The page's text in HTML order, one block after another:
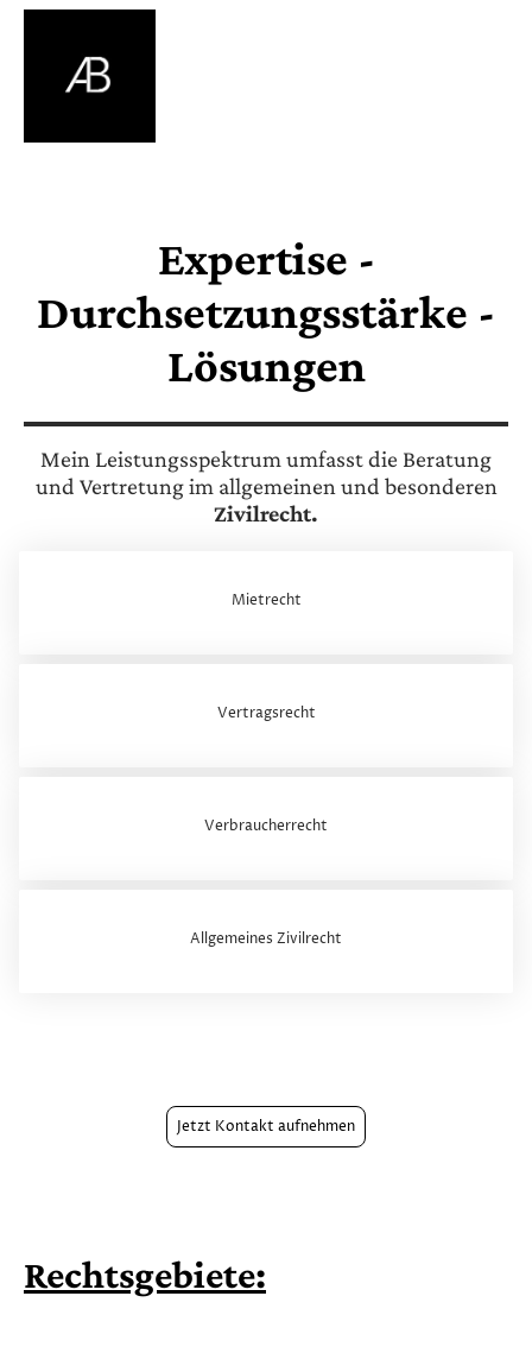
Expertise -
Durchsetzungsstärke -
Lösungen
Mein Leistungsspektrum umfasst die Beratung
und Vertretung im allgemeinen und besonderen
Zivilrecht.
Mietrecht
Vertragsrecht
Verbraucherrecht
Allgemeines Zivilrecht
Jetzt Kontakt aufnehmen
Rechtsgebiete: